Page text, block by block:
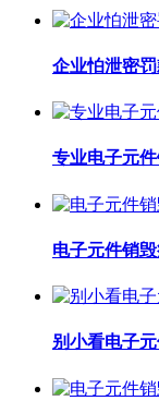
企业怕泄密
专业电子元
电子元件销
别小看电子